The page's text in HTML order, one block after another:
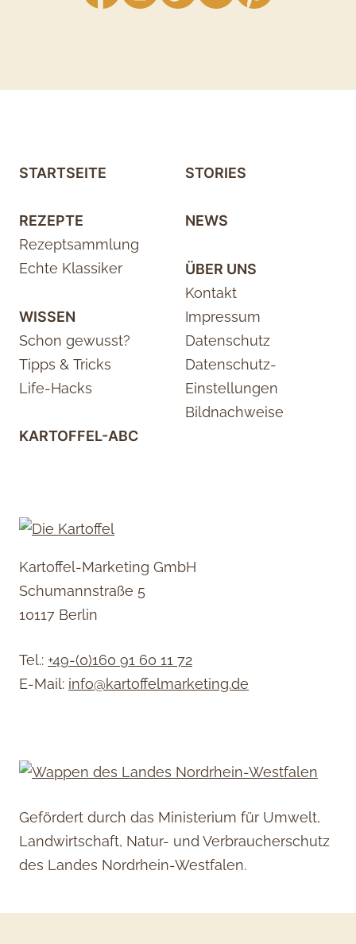
STARTSEITE
REZEPTE
Rezeptsammlung
Echte Klassiker
WISSEN
Schon gewusst?
Tipps & Tricks
Life-Hacks
KARTOFFEL-ABC
STORIES
NEWS
ÜBER UNS
Kontakt
Impressum
Datenschutz
Datenschutz-
Einstellungen
Bildnachweise
Kartoffel-Marketing GmbH
Schumannstraße 5
10117 Berlin
Tel.: +49-(0)160 91 60 11 72
E-Mail: info@kartoffelmarketing.de
Gefördert durch das Ministerium für Umwelt,
Landwirtschaft, Natur- und Verbraucherschutz
des Landes Nordrhein-Westfalen.